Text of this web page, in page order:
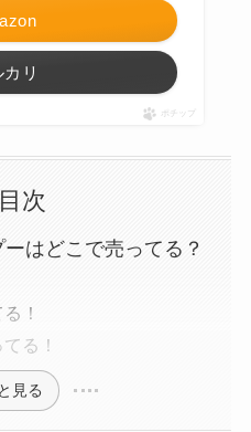
カリ
ポチップ
目次
はどこで売ってる？
！
る！
見る